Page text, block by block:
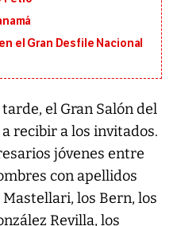
el Gran Desfile Nacional
el Gran Salón del
recibir a los invitados.
jóvenes entre
con apellidos
Mastellari, los Bern, los
Revilla, los